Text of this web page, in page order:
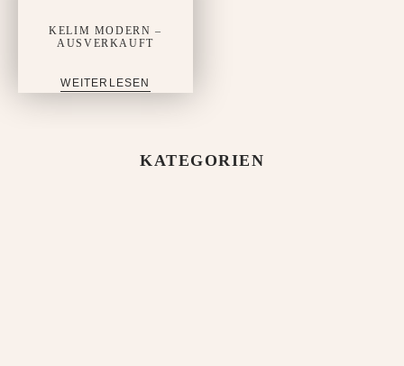
KELIM MODERN –
AUSVERKAUFT
WEITERLESEN
KATEGORIEN